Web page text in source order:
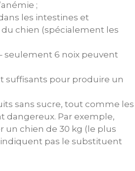
;
les intestines et
chien (spécialement les
seulement 6 noix peuvent
suffisants pour produire un
sans sucre, tout comme les
dangereux. Par exemple,
chien de 30 kg (le plus
pas le substituent